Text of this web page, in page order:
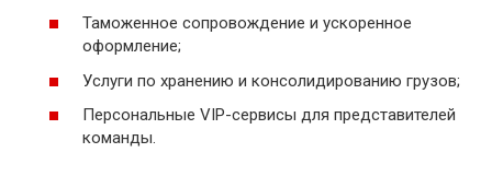
Таможенное сопровождение и ускоренное
оформление;
Услуги по хранению и консолидированию грузов;
Персональные VIP-сервисы для представителей
команды.